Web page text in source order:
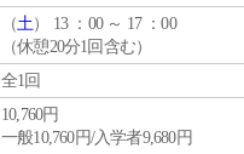
（土） 13 ：00 ～ 17 ：00
（休憩20分1回含む）
全1回
10,760円
一般10,760円/入学者9,680円